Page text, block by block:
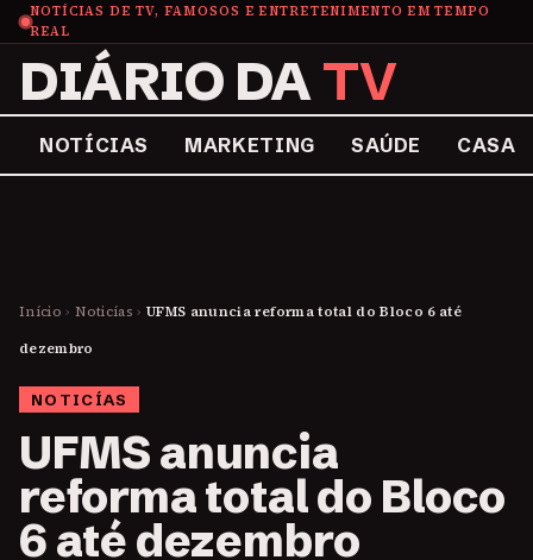
NOTÍCIAS DE TV, FAMOSOS E ENTRETENIMENTO EM TEMPO
REAL
DIÁRIO DATV
NOTÍCIAS MARKETING SAÚDE CASA
Início › Noticías › UFMS anuncia reforma total do Bloco 6 até
dezembro
NOTICÍAS
UFMS anuncia
reforma total do Bloco
6 até dezembro